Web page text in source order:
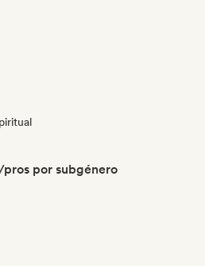
por subgénero